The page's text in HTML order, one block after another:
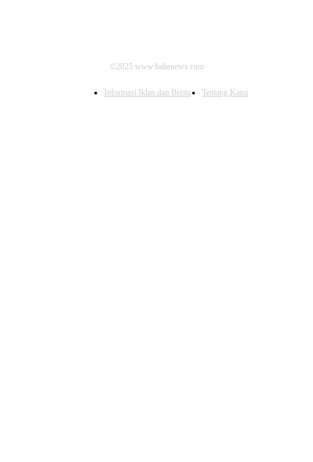
©2025 www.balienews.com
Informasi Iklan dan Berita Tentang Kami